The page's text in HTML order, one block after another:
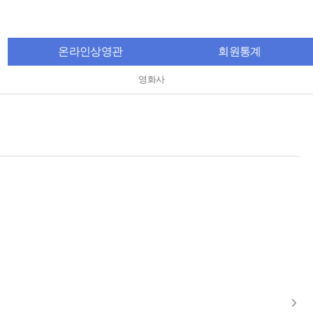
온라인상영관 회원통계
영화사